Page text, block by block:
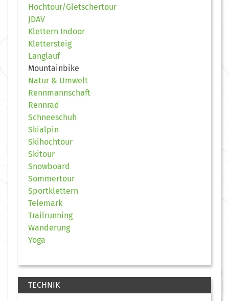
Hochtour/Gletschertour
JDAV
Klettern Indoor
Klettersteig
Langlauf
Mountainbike
Natur & Umwelt
Rennmannschaft
Rennrad
Schneeschuh
Skialpin
Skihochtour
Skitour
Snowboard
Sommertour
Sportklettern
Telemark
Trailrunning
Wanderung
Yoga
TECHNIK